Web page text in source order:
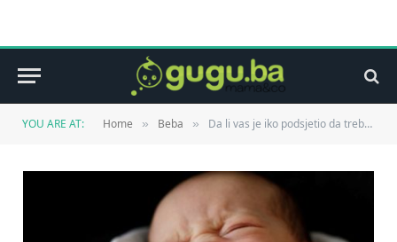
YOU ARE AT: Home » Beba » Da li vas je iko podsjetio da trebate uživati dok vas bebe izluđuju?